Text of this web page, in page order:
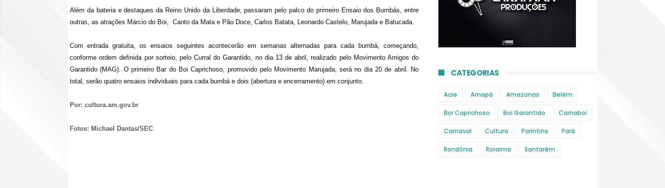
Além da bateria e destaques da Reino Unido da Liberdade, passaram pelo palco do primeiro Ensaio dos Bumbás, entre
outras, as atrações Márcio do Boi, Canto da Mata e Pão Doce, Carlos Batata, Leonardo Castelo, Marujada e Batucada.
Com entrada gratuita, os ensaios seguintes acontecerão em semanas alternadas para cada bumbá, começando,
conforme ordem definida por sorteio, pelo Curral do Garantido, no dia 13 de abril, realizado pelo Movimento Amigos do
Garantido (MAG). O primeiro Bar do Boi Caprichoso, promovido pelo Movimento Marujada, será no dia 20 de abril. No
total, serão quatro ensaios individuais para cada bumbá e dois (abertura e encerramento) em conjunto.
Por:cultura.am.gov.br
Fotos: Michael Dantas/SEC
CATEGORIAS
Acre Amapá Amazonas Belém
Boi Caprichoso Boi Garantido Carnaboi
Carnaval Cultura Parintins Pará
Rondônia Roraima Santarém